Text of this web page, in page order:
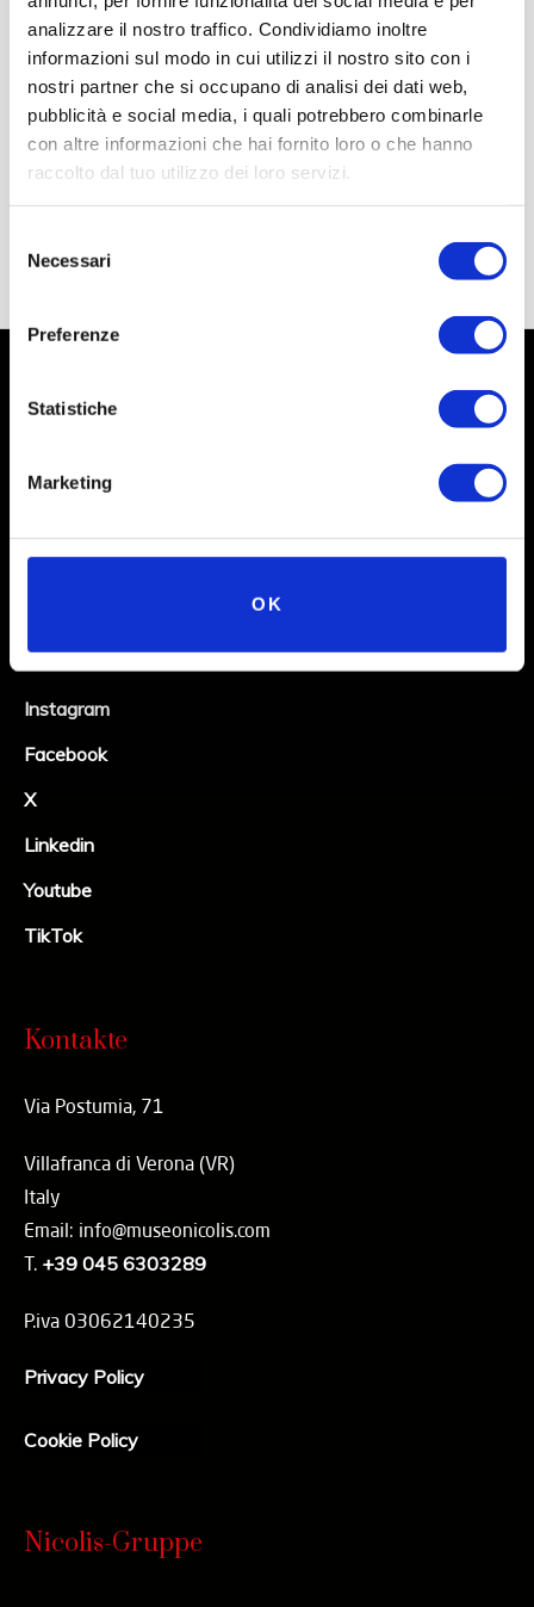
analizzare il nostro traffico. Condividiamo inoltre
informazioni sul modo in cui utilizzi il nostro sito con i
nostri partner che si occupano di analisi dei dati web,
pubblicità e social media, i quali potrebbero combinarle
con altre informazioni che hai fornito loro o che hanno
raccolto dal tuo utilizzo dei loro servizi.
delNecessari
Preferenze
Statistiche
Marketing
OK
Social
Instagram
Facebook
X
Linkedin
Youtube
TikTok
Kontakte
Via Postumia, 71
Villafranca di Verona (VR)
Italy
Email: info@museonicolis.com
T. +39 045 6303289
P.iva 03062140235
Privacy Policy
Cookie Policy
Nicolis-Gruppe